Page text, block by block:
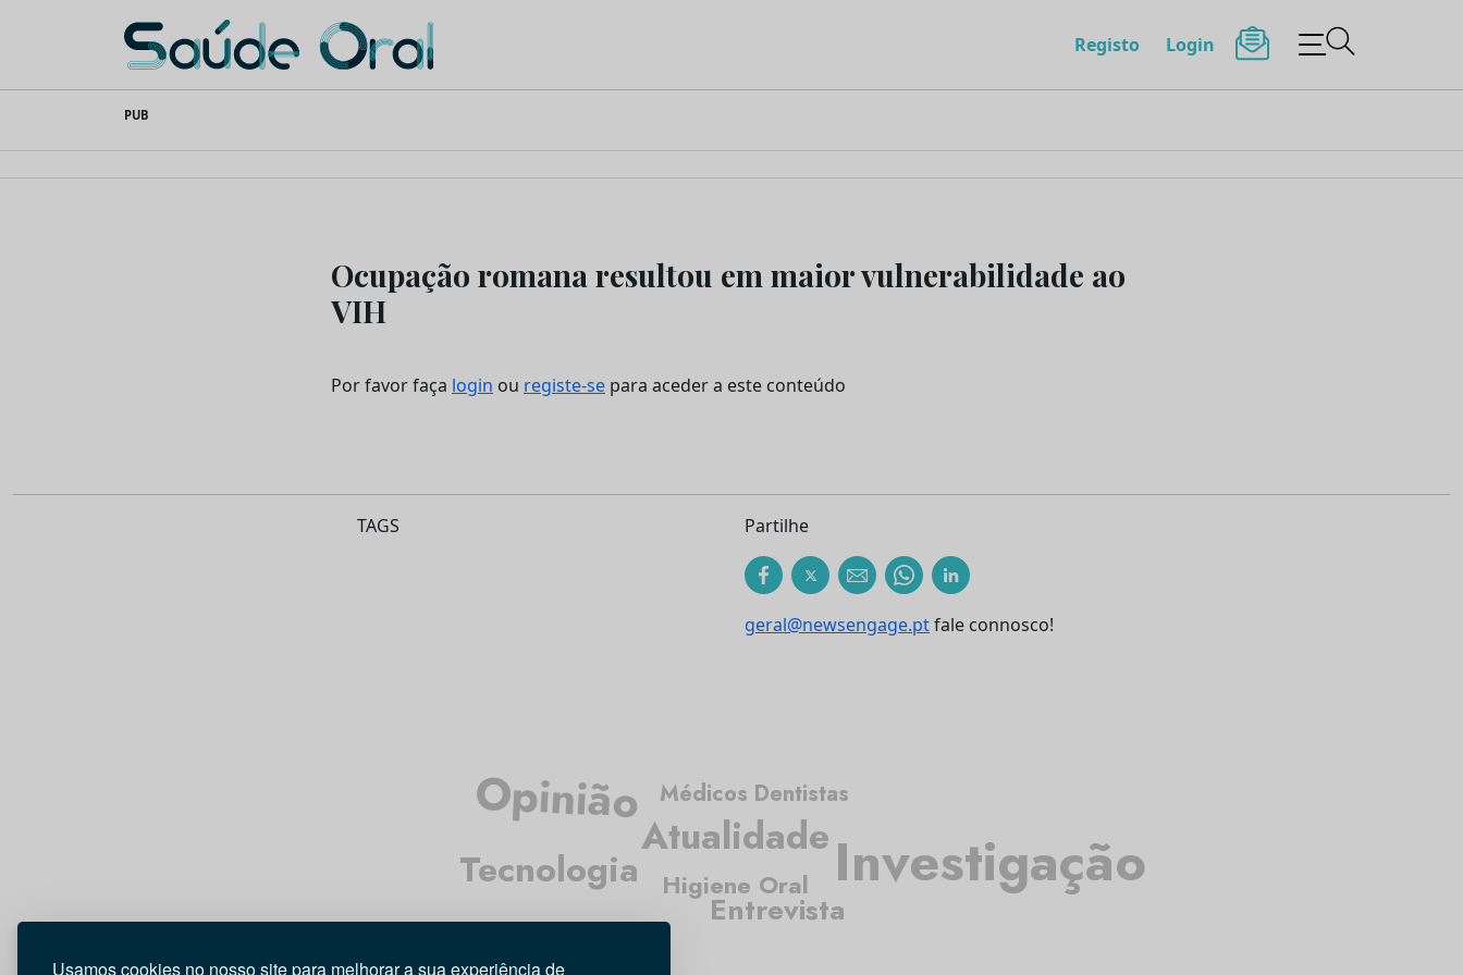
Usamos cookies no nosso site para melhorar a sua experiência de
content
Saúde Oral Registo Login
PUB
Ocupação romana resultou em maior vulnerabilidade ao
VIH
Por favor faça login ou registe-se para aceder a este conteúdo
TAGS Partilhe
geral@newsengage.ptfale connosco!
Atualidade
Médicos Dentistas
Higiene Oral
Entrevista
Opinião
Tecnologia Investigação